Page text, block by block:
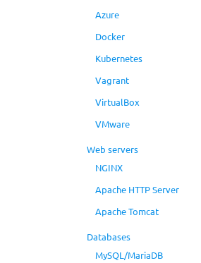
Azure
Docker
Kubernetes
Vagrant
VirtualBox
VMware
Web servers
NGINX
Apache HTTP Server
Apache Tomcat
Databases
MySQL/MariaDB